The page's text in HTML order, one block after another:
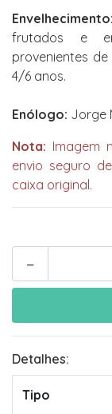
Envelhecimento:
frutados e
provenientes
4/6 anos.
Enólogo: Jorge
Nota: Imagem
envio seguro
caixa original.
-
Detalhes:
Tipo